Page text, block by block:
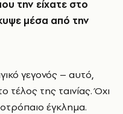
την είχατε στο
μέσα από την
γεγονός – αυτό,
της ταινίας. Όχι
έγκλημα.